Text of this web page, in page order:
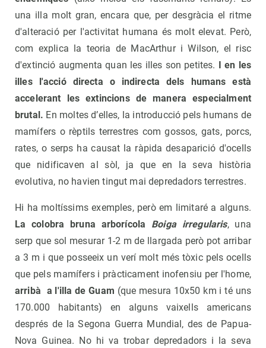
una illa molt gran, encara que, per desgràcia el ritme
d'alteració per l'activitat humana és molt elevat. Però,
com explica la teoria de MacArthur i Wilson, el risc
d'extinció augmenta quan les illes son petites. I en les
illes l'acció directa o indirecta dels humans està
accelerant les extincions de manera especialment
brutal. En moltes d’elles, la introducció pels humans de
mamífers o rèptils terrestres com gossos, gats, porcs,
rates, o serps ha causat la ràpida desaparició d'ocells
que nidificaven al sòl, ja que en la seva història
evolutiva, no havien tingut mai depredadors terrestres.
Hi ha moltíssims exemples, però em limitaré a alguns.
La colobra bruna arborícola
Boiga irregularis, una
serp que sol mesurar 1-2 m de llargada però pot arribar
a 3 m i que posseeix un verí molt més tòxic pels ocells
que pels mamífers i pràcticament inofensiu per l'home,
arribà a l'illa de Guam (que mesura 10x50 km i té uns
170.000 habitants) en alguns vaixells americans
després de la Segona Guerra Mundial, des de Papua-
Nova Guinea. No hi va trobar depredadors i la seva